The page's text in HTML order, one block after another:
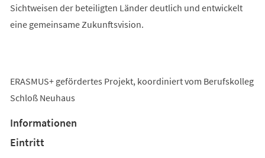
Sichtweisen der beteiligten Länder deutlich und entwickelt
eine gemeinsame Zukunftsvision.
ERASMUS+ gefördertes Projekt, koordiniert vom Berufskolleg
Schloß Neuhaus
Informationen
Eintritt